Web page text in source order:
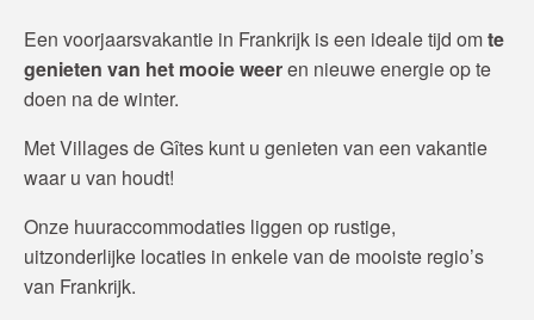
Een voorjaarsvakantie in Frankrijk is een ideale tijd omte
genieten van het mooie weeren nieuwe energie op te
doen na de winter.
Met Villages de Gîtes kunt u genieten van een vakantie
waar u van houdt!
Onze huuraccommodaties liggen op rustige,
uitzonderlijke locaties in enkele van de mooiste regio’s
van Frankrijk.